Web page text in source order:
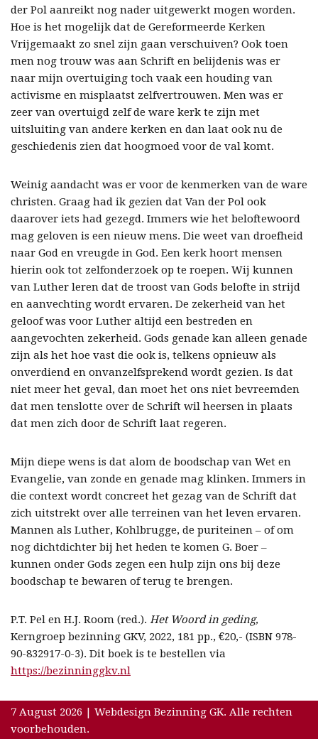
der Pol aanreikt nog nader uitgewerkt mogen worden.
Hoe is het mogelijk dat de Gereformeerde Kerken
Vrijgemaakt zo snel zijn gaan verschuiven? Ook toen
men nog trouw was aan Schrift en belijdenis was er
naar mijn overtuiging toch vaak een houding van
activisme en misplaatst zelfvertrouwen. Men was er
zeer van overtuigd zelf de ware kerk te zijn met
uitsluiting van andere kerken en dan laat ook nu de
geschiedenis zien dat hoogmoed voor de val komt.
Weinig aandacht was er voor de kenmerken van de ware
christen. Graag had ik gezien dat Van der Pol ook
daarover iets had gezegd. Immers wie het beloftewoord
mag geloven is een nieuw mens. Die weet van droefheid
naar God en vreugde in God. Een kerk hoort mensen
hierin ook tot zelfonderzoek op te roepen. Wij kunnen
van Luther leren dat de troost van Gods belofte in strijd
en aanvechting wordt ervaren. De zekerheid van het
geloof was voor Luther altijd een bestreden en
aangevochten zekerheid. Gods genade kan alleen genade
zijn als het hoe vast die ook is, telkens opnieuw als
onverdiend en onvanzelfsprekend wordt gezien. Is dat
niet meer het geval, dan moet het ons niet bevreemden
dat men tenslotte over de Schrift wil heersen in plaats
dat men zich door de Schrift laat regeren.
Mijn diepe wens is dat alom de boodschap van Wet en
Evangelie, van zonde en genade mag klinken. Immers in
die context wordt concreet het gezag van de Schrift dat
zich uitstrekt over alle terreinen van het leven ervaren.
Mannen als Luther, Kohlbrugge, de puriteinen – of om
nog dichtdichter bij het heden te komen G. Boer –
kunnen onder Gods zegen een hulp zijn ons bij deze
boodschap te bewaren of terug te brengen.
P.T. Pel en H.J. Room (red.). Het Woord in geding,
Kerngroep bezinning GKV, 2022, 181 pp., €20,- (ISBN 978-
90-832917-0-3). Dit boek is te bestellen via
https://bezinninggkv.nl
7 August 2026 | Webdesign Bezinning GK. Alle rechten
voorbehouden.